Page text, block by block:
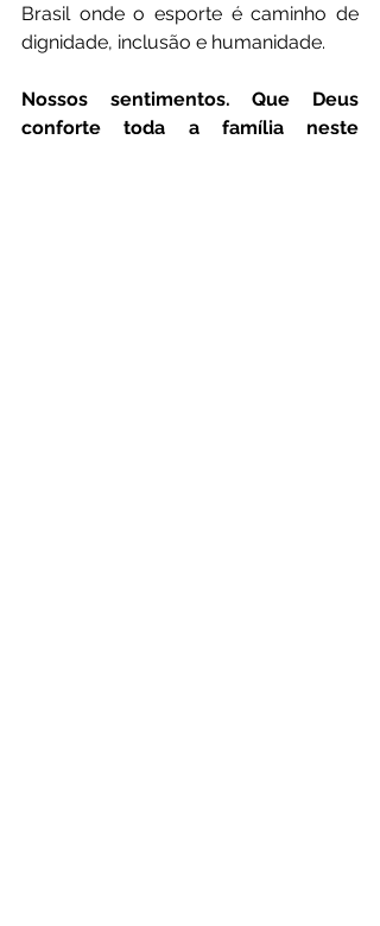
Brasil onde o esporte é caminho de
dignidade, inclusão e humanidade.
Nossos sentimentos. Que Deus
conforte toda a família neste